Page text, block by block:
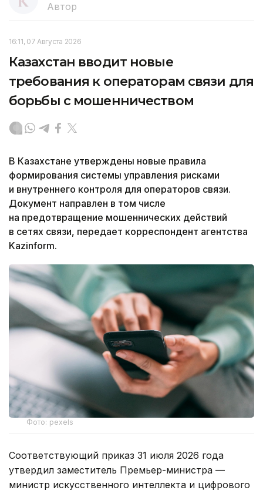
Автор
16:11, 07 Августа 2026
Казахстан вводит новые
требования к операторам связи для
борьбы с мошенничеством
В Казахстане утверждены новые правила
формирования системы управления рисками
и внутреннего контроля для операторов связи.
Документ направлен в том числе
на предотвращение мошеннических действий
в сетях связи, передает корреспондент агентства
Kazinform.
Фото: pexels
Соответствующий приказ 31 июля 2026 года
утвердил заместитель Премьер-министра —
министр искусственного интеллекта и цифрового